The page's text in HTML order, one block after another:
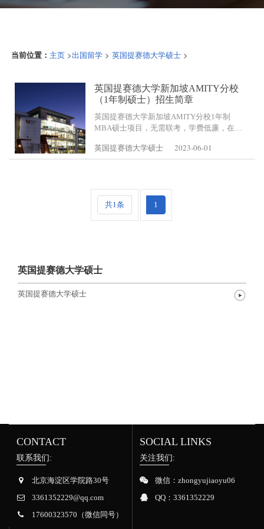
当前位置： 主页 >出国留学 >英国提赛德大学硕士 >
英国提赛德大学硕士
英国提赛德大学硕士
英国提赛德大学新加坡AMITY分校
（1年制硕士）招生简章
英国提赛德大学新加坡AMITY分校1年制
MBA硕士项目，无需联考，学费低廉，在职
学历，助教全程跟踪辅导。
英国提赛德大学硕士 2023-06-01
共1条 1
CONTACT
联系我们:
北京海淀区学院路30号
3361352229@qq.com
17600323570（微信同号）
SOCIAL LINKS
关注我们:
微信：zhongyujiaoyu06
QQ：3361352229